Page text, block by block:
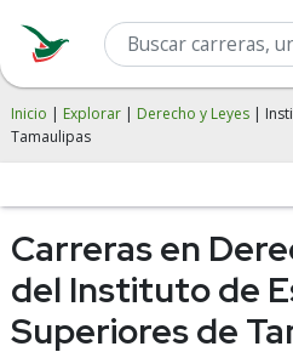
Inicio | Explorar | Derecho y Leyes |
Tamaulipas
Carreras en
del Instituto de
Superiores de